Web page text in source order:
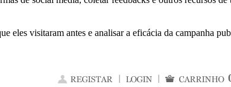
eles visitaram antes e analisar a eficácia da campanha